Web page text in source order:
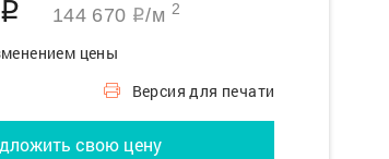
q 144 670 q/м 2
цены
Версия для печати
свою цену